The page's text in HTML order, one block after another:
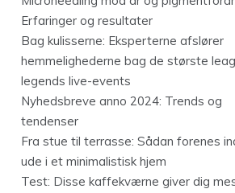
Erfaringer og resultater
Bag kulisserne: Eksperterne afslører
hemmelighederne bag de største
legends live-events
Nyhedsbreve anno 2024: Trends og
tendenser
Fra stue til terrasse: Sådan forenes
ude i et minimalistisk hjem
Test: Disse kaffekværne giver dig